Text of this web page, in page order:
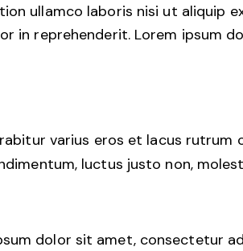
ullamco laboris nisi ut aliquip
in reprehenderit. Lorem ipsum
varius eros et lacus rutrum
luctus justo non,
dolor sit amet, consectetur